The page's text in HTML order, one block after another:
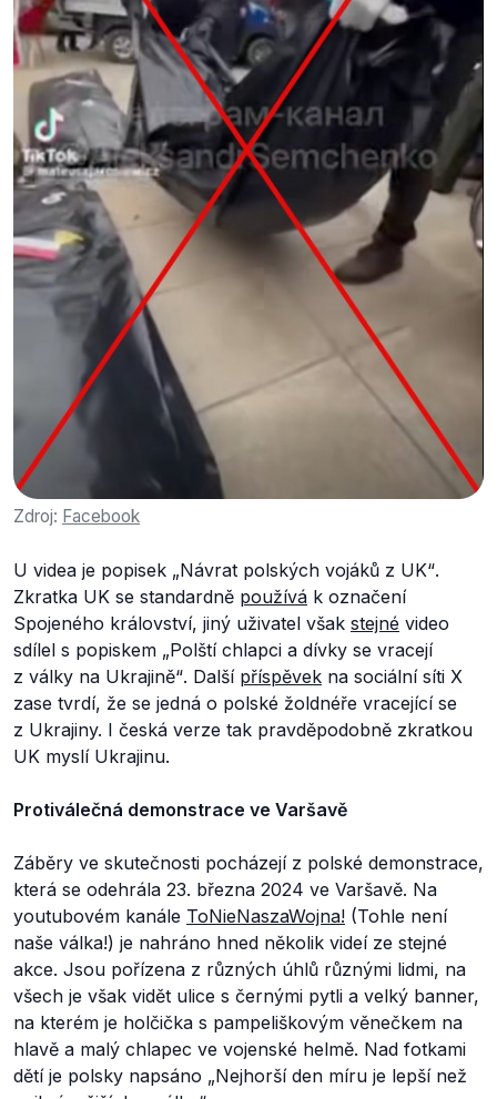
Zdroj: Facebook
U videa je popisek „Návrat polských vojáků z UK“.
Zkratka UK se standardně používá k označení
Spojeného království, jiný uživatel však stejné video
sdílel s popiskem „Polští chlapci a dívky se vracejí
z války na Ukrajině“. Další příspěvek na sociální síti X
zase tvrdí, že se jedná o polské žoldnéře vracející se
z Ukrajiny. I česká verze tak pravděpodobně zkratkou
UK myslí Ukrajinu.
Protiválečná demonstrace ve Varšavě
Záběry ve skutečnosti pocházejí z polské demonstrace,
která se odehrála 23. března 2024 ve Varšavě. Na
youtubovém kanále ToNieNaszaWojna! (Tohle není
naše válka!) je nahráno hned několik videí ze stejné
akce. Jsou pořízena z různých úhlů různými lidmi, na
všech je však vidět ulice s černými pytli a velký banner,
na kterém je holčička s pampeliškovým věnečkem na
hlavě a malý chlapec ve vojenské helmě. Nad fotkami
dětí je polsky napsáno „Nejhorší den míru je lepší než